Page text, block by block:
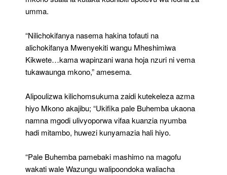
umma.
“Nilichokifanya nasema hakina tofauti na
alichokifanya Mwenyekiti wangu Mheshimiwa
Kikwete…kama wapinzani wana hoja nzuri ni vema
tukawaunga mkono,” amesema.
Alipoulizwa kilichomsukuma zaidi kutekeleza azma
hiyo Mkono akajibu; “Ukifika pale Buhemba ukaona
namna mgodi ulivyoporwa vifaa kuanzia nyumba
hadi mitambo, huwezi kunyamazia hali hiyo.
“Pale Buhemba pamebaki mashimo na magofu
wakati wale Wazungu walipoondoka waliacha